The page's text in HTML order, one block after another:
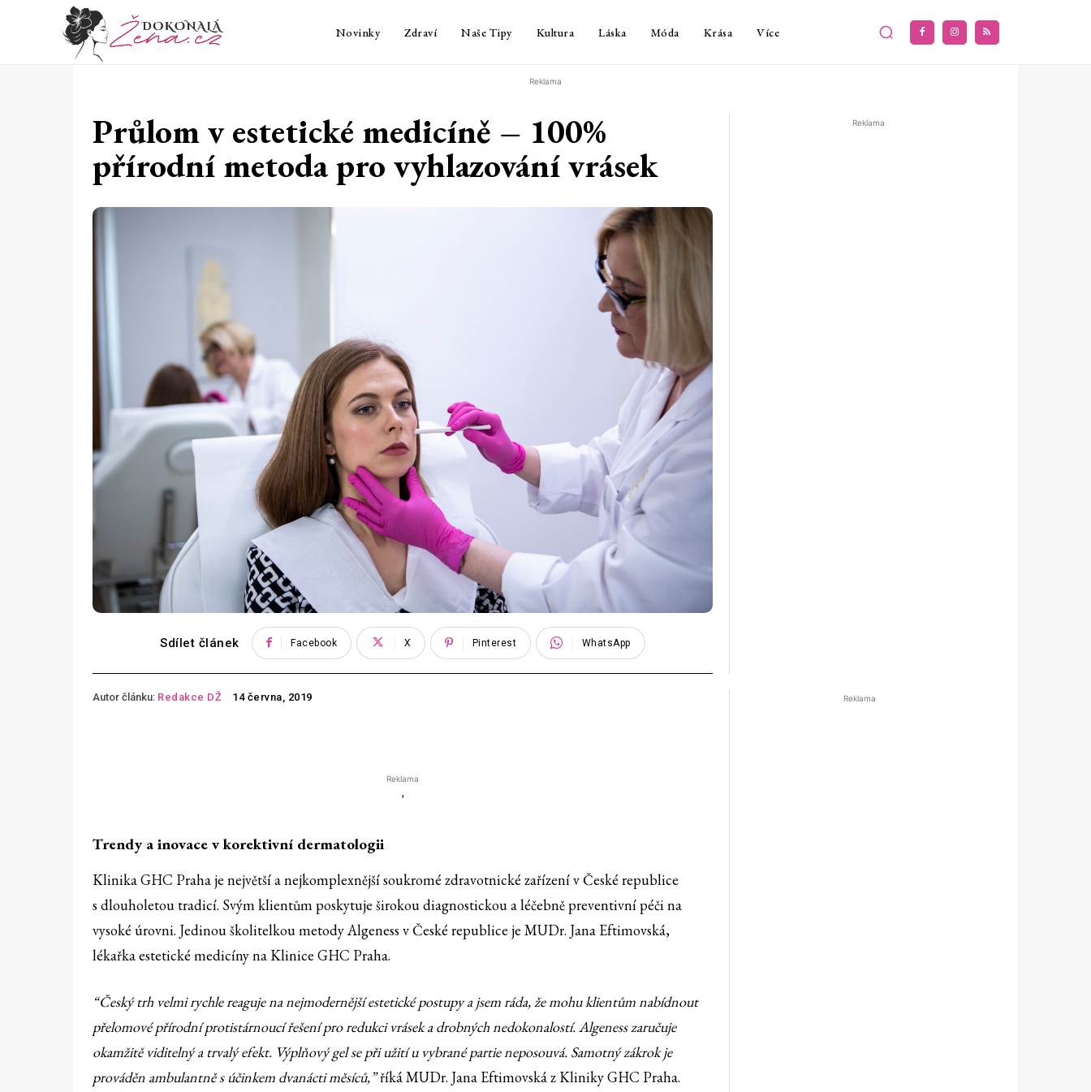
Novinky Zdraví Naše Tipy Kultura Láska Móda Krása Více
Reklama
Průlom v estetické medicíně – 100%
přírodní metoda pro vyhlazování vrásek
Sdílet článek Facebook X Pinterest WhatsApp
Reklama
Autor článku: Redakce DŽ 14 června, 2019
Reklama
'
Trendy a inovace v korektivní dermatologii
Klinika GHC Praha je největší a nejkomplexnější soukromé zdravotnické zařízení v České republice
s dlouholetou tradicí. Svým klientům poskytuje širokou diagnostickou a léčebně preventivní péči na
vysoké úrovni. Jedinou školitelkou metody Algeness v České republice je MUDr. Jana Eftimovská,
lékařka estetické medicíny na Klinice GHC Praha.
“Český trh velmi rychle reaguje na nejmodernější estetické postupy a jsem ráda, že mohu klientům nabídnout
přelomové přírodní protistárnoucí řešení pro redukci vrásek a drobných nedokonalostí. Algeness zaručuje
okamžitě viditelný a trvalý efekt. Výplňový gel se při užití u vybrané partie neposouvá. Samotný zákrok je
prováděn ambulantně s účinkem dvanácti měsíců,”říká MUDr. Jana Eftimovská z Kliniky GHC Praha.
Reklama